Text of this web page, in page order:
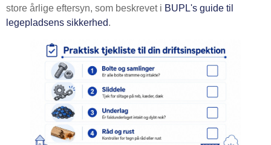
store årlige eftersyn, som beskrevet i BUPL's guide til
legepladsens sikkerhed.